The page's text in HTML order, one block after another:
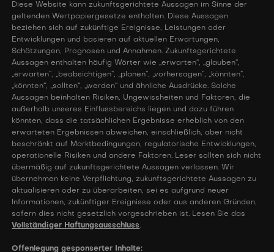
Diese Website kann zukunftsgerichtete Aussagen im Sinne der
geltenden Wertpapiergesetze enthalten. Diese Aussagen
beziehen sich auf zukünftige Ereignisse, Leistungen oder
Entwicklungen und basieren auf aktuellen Erwartungen,
Schätzungen, Prognosen und Annahmen. Zukunftsgerichtete
Aussagen enthalten häufig Wörter wie „erwarten“, „glauben“,
„erwarten“, „beabsichtigen“, „planen“, „vorhersagen“, „könnten“,
„könnten“, „sollten“, „werden“ und ähnliche Ausdrücke. Solche
Aussagen beinhalten Risiken, Ungewissheiten und Faktoren, die
außerhalb unseres Einflussbereichs liegen und dazu führen
könnten, dass die tatsächlichen Ergebnisse erheblich von den
erwarteten Ergebnissen abweichen, einschließlich, aber nicht
beschränkt auf Marktbedingungen, regulatorische Entwicklungen,
operationelle Risiken und andere Faktoren. Leser sollten sich nicht
übermäßig auf zukunftsgerichtete Aussagen verlassen. Wir
übernehmen keine Verpflichtung, zukunftsgerichtete Aussagen zu
aktualisieren oder zu überarbeiten, sei es aufgrund neuer
Informationen, zukünftiger Ereignisse oder aus anderen Gründen,
sofern dies nicht gesetzlich vorgeschrieben ist. Lesen Sie das
Vollständiger Haftungsausschluss.
Offenlegung gesponserter Inhalte: